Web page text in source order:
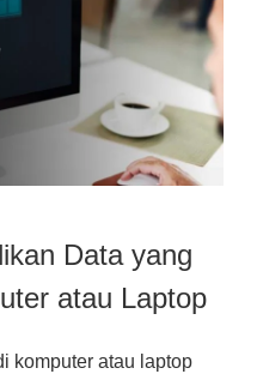
Data yang
atau Laptop
komputer atau laptop